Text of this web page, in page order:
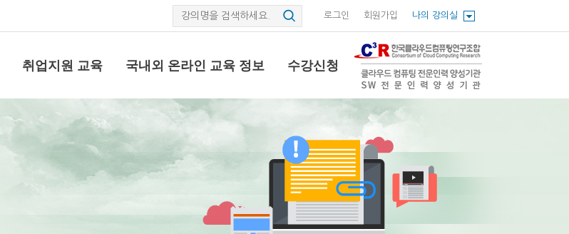
로그인 회원가입 나의 강의실
취업지원 교육 국내외 온라인 교육 정보 수강신청